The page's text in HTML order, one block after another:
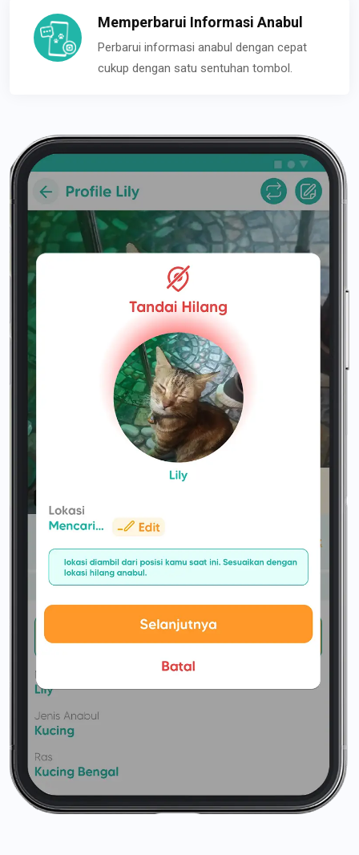
Memperbarui Informasi Anabul
Perbarui informasi anabul dengan cepat
cukup dengan satu sentuhan tombol.